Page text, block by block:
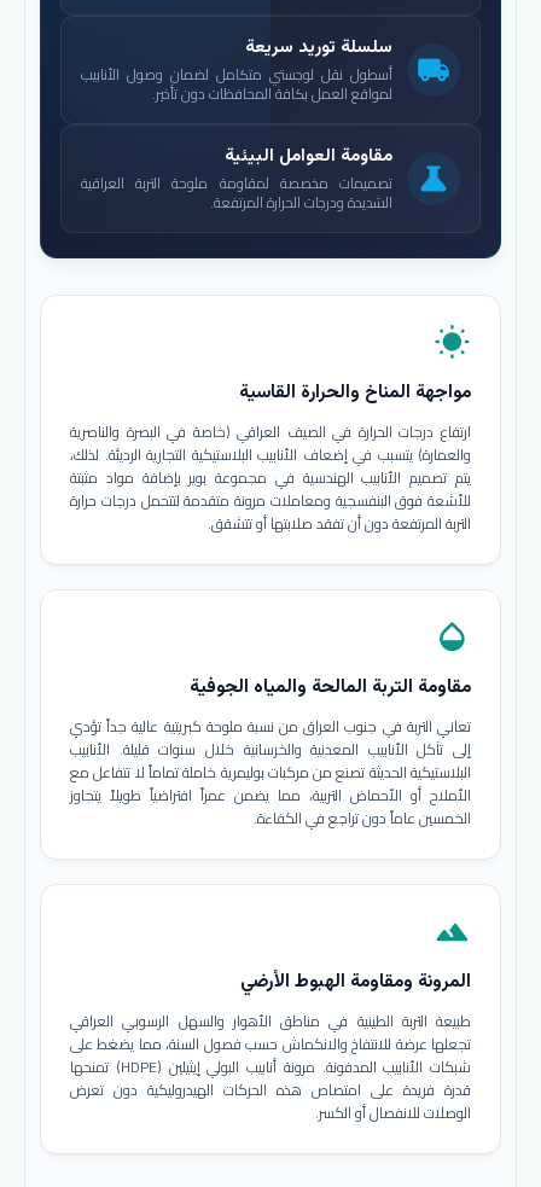
local_shipping
سلسلة توريد سريعة
أسطول نقل لوجستي متكامل لضمان وصول الأنابيب
لمواقع العمل بكافة المحافظات دون تأخير.
science
مقاومة العوامل البيئية
تصميمات مخصصة لمقاومة ملوحة التربة العراقية
الشديدة ودرجات الحرارة المرتفعة.
wb_sunny
مواجهة المناخ والحرارة القاسية
ارتفاع درجات الحرارة في الصيف العراقي (خاصة في البصرة والناصرية
والعمارة) يتسبب في إضعاف الأنابيب البلاستيكية التجارية الرديئة. لذلك،
يتم تصميم الأنابيب الهندسية في مجموعة بوير بإضافة مواد مثبتة
للأشعة فوق البنفسجية ومعاملات مرونة متقدمة لتتحمل درجات حرارة
التربة المرتفعة دون أن تفقد صلابتها أو تتشقق.
opacity
مقاومة التربة المالحة والمياه الجوفية
تعاني التربة في جنوب العراق من نسبة ملوحة كبريتية عالية جداً تؤدي
إلى تآكل الأنابيب المعدنية والخرسانية خلال سنوات قليلة. الأنابيب
البلاستيكية الحديثة تصنع من مركبات بوليمرية خاملة تماماً لا تتفاعل مع
الأملاح أو الأحماض التربية، مما يضمن عمراً افتراضياً طويلاً يتجاوز
الخمسين عاماً دون تراجع في الكفاءة.
terrain
المرونة ومقاومة الهبوط الأرضي
طبيعة التربة الطينية في مناطق الأهوار والسهل الرسوبي العراقي
تجعلها عرضة للانتفاخ والانكماش حسب فصول السنة، مما يضغط على
شبكات الأنابيب المدفونة. مرونة أنابيب البولي إيثيلين (HDPE) تمنحها
قدرة فريدة على امتصاص هذه الحركات الهيدروليكية دون تعرض
الوصلات للانفصال أو الكسر.